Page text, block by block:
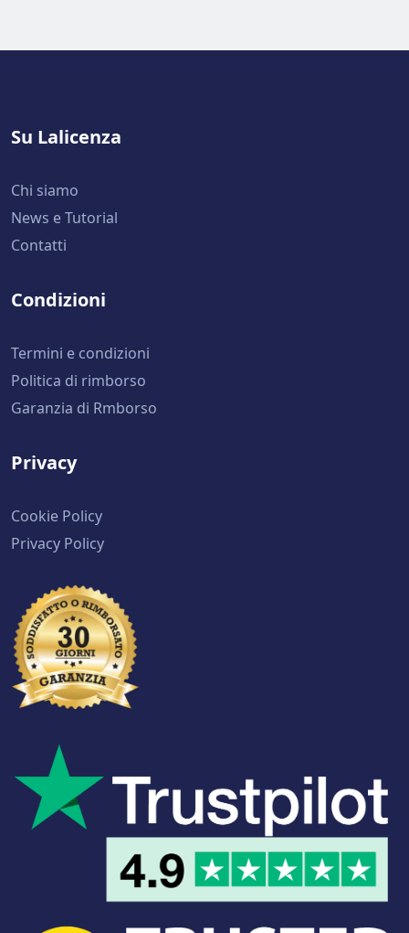
Su Lalicenza
Chi siamo
News e Tutorial
Contatti
Condizioni
Termini e condizioni
Politica di rimborso
Garanzia di Rmborso
Privacy
Cookie Policy
Privacy Policy